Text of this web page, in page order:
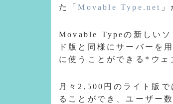
た「Movable Type.net
Movable Typeの新しい
ド版と同様にサーバーを
に使うことができる* ウェ
月々2,500円のライト版
ることができ、ユーザー